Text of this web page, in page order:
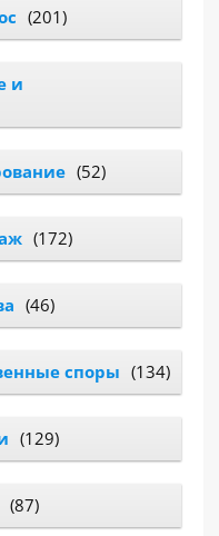
(201)
и
(52)
(172)
(46)
споры (134)
(129)
(87)